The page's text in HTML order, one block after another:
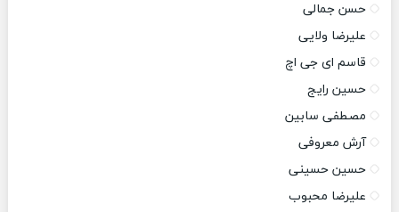
حسن جمالی
علیرضا ولایی
قاسم ای جی اچ
حسین رایج
مصطفی سابین
آرش معروفی
حسین حسینی
علیرضا محبوب